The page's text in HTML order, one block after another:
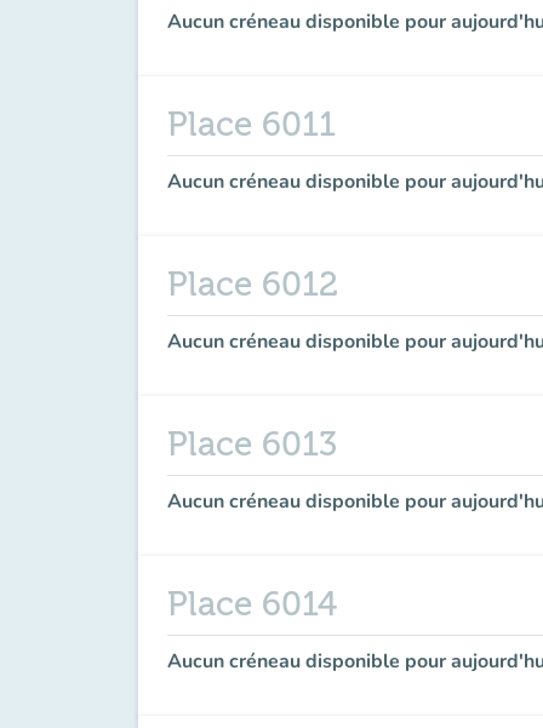
Aucun créneau disponible pour
Place 6011
Aucun créneau disponible pour
Place 6012
Aucun créneau disponible pour
Place 6013
Aucun créneau disponible pour
Place 6014
Aucun créneau disponible pour